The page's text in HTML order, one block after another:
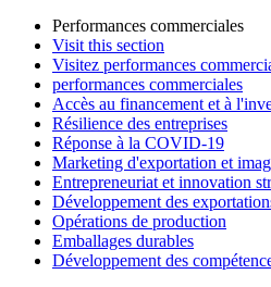
Performances commerciales
Visit this section
Visitez performances
performances commerciales
Accès au financement et à
Résilience des entreprises
Réponse à la COVID-19
Marketing d'exportation et
Entrepreneuriat et innovation
Développement des
Opérations de production
Emballages durables
Développement des